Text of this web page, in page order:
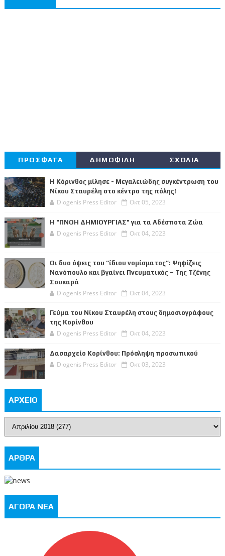
ΠΡΟΣΦΑΤΑ ΔΗΜΟΦΙΛΗ ΣΧΟΛΙΑ
Η Κόρινθος μίλησε - Μεγαλειώδης συγκέντρωση του
Νίκου Σταυρέλη στο κέντρο της πόλης!
Diogenis Press Editor Οκτ 05, 2023
Η "ΠΝΟΗ ΔΗΜΙΟΥΡΓΙΑΣ" για τα Αδέσποτα Ζώα
Diogenis Press Editor Οκτ 04, 2023
Οι δυο όψεις του “ίδιου νομίσματος”: Ψηφίζεις
Νανόπουλο και βγαίνει Πνευματικός – Της Τζένης
Σουκαρά
Diogenis Press Editor Οκτ 04, 2023
Γεύμα του Νίκου Σταυρέλη στους δημοσιογράφους
της Κορίνθου
Diogenis Press Editor Οκτ 04, 2023
Δασαρχείο Κορίνθου: Πρόσληψη προσωπικού
Diogenis Press Editor Οκτ 03, 2023
ΑΡΧΕΙΟ
ΑΡΘΡΑ
ΑΓΟΡΑ ΝΕΑ